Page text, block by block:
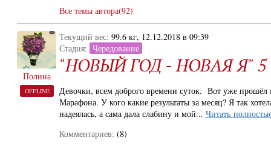
Все темы автора(92)
Полина
OFFLINE
Текущий вес: 99.6 кг, 12.12.2018 в 09:39
Стадия: Чередование
"НОВЫЙ ГОД - НОВАЯ Я" 5
Девочки, всем доброго времени суток. Вот уже прошёл
Марафона. У кого какие результаты за месяц? Я так
надеялась, а сама дала слабину и мой... Читать
Комментариев: (8)